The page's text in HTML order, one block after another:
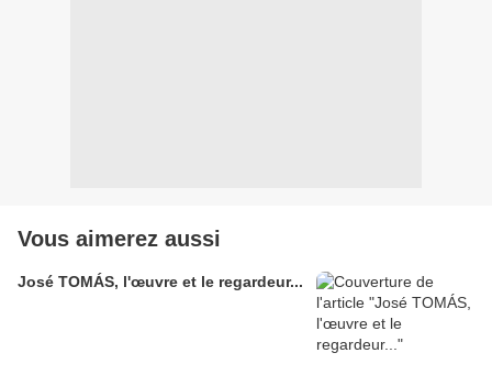
Vous aimerez aussi
José TOMÁS, l'œuvre et le regardeur...